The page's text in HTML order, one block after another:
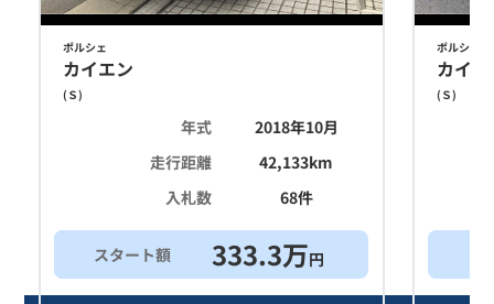
ポルシェ
カイエン
( Ｓ)
年式
2018年10月
走行距離
42,133km
入札数
68件
スタート額 333.3万円
ポルシェ
カイ
( Ｓ)